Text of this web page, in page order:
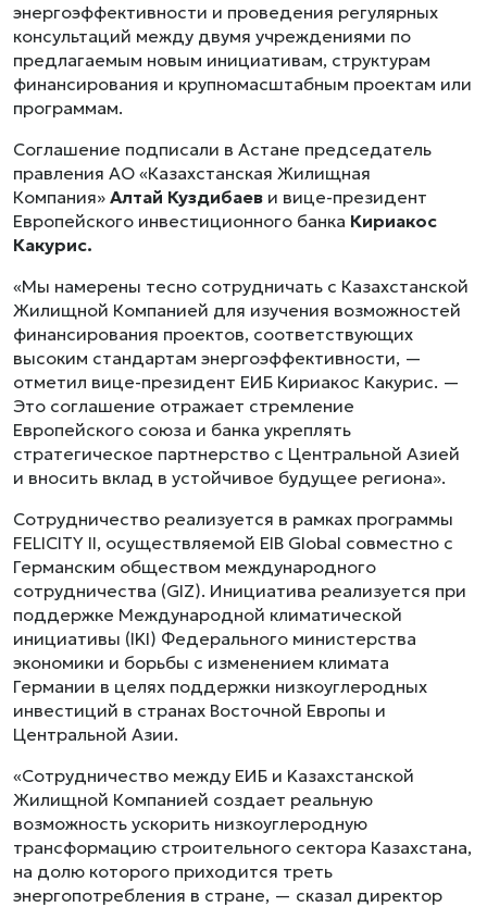
энергоэффективности и проведения регулярных
консультаций между двумя учреждениями по
предлагаемым новым инициативам, структурам
финансирования и крупномасштабным проектам или
программам.
Соглашение подписали в Астане председатель
правления АО «Казахстанская Жилищная
Компания» Алтай Куздибаев и вице-президент
Европейского инвестиционного банка Кириакос
Какурис.
«Мы намерены тесно сотрудничать с Казахстанской
Жилищной Компанией для изучения возможностей
финансирования проектов, соответствующих
высоким стандартам энергоэффективности, —
отметил вице-президент ЕИБ Кириакос Какурис. —
Это соглашение отражает стремление
Европейского cоюза и банка укреплять
стратегическое партнерство с Центральной Азией
и вносить вклад в устойчивое будущее региона».
Сотрудничество реализуется в рамках программы
FELICITY II, осуществляемой EIB Global совместно с
Германским обществом международного
сотрудничества (GIZ). Инициатива реализуется при
поддержке Международной климатической
инициативы (IKI) Федерального министерства
экономики и борьбы с изменением климата
Германии в целях поддержки низкоуглеродных
инвестиций в странах Восточной Европы и
Центральной Азии.
«Сотрудничество между ЕИБ и Kазахстанской
Жилищной Компанией создает реальную
возможность ускорить низкоуглеродную
трансформацию строительного сектора Казахстана,
на долю которого приходится треть
энергопотребления в стране, — сказал директор